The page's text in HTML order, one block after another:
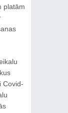
platām
Covid-